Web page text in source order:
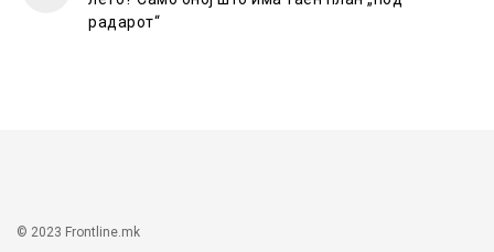
радарот“
© 2023 Frontline.mk